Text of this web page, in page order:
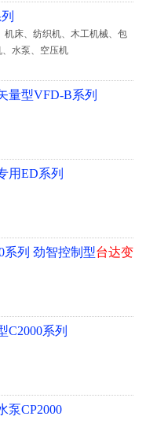
机床、纺织机、木工机械、包
水泵、空压机
量型VFD-B系列
用ED系列
系列 劲智控制型台达变
C2000系列
泵CP2000